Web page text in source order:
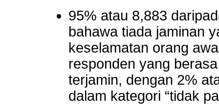
95% atau 8,883
bahawa tiada jaminan
keselamatan orang
responden yang
terjamin, dengan 2%
dalam kategori “tidak